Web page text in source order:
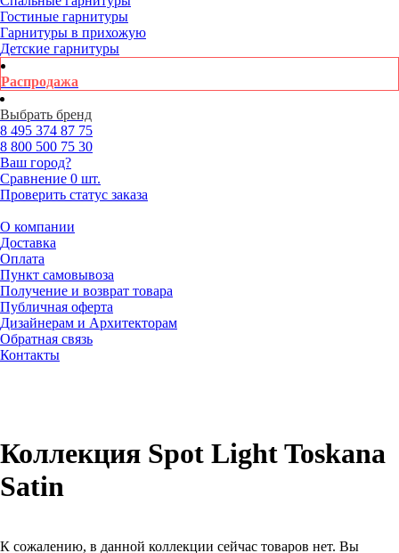
Гостиные гарнитуры
Гарнитуры в прихожую
Детские гарнитуры
Распродажа
Выбрать бренд
8 495 374 87 75
8 800 500 75 30
Ваш город?
Сравнение 0 шт.
Проверить статус заказа
О компании
Доставка
Оплата
Пункт самовывоза
Получение и возврат товара
Публичная оферта
Дизайнерам и Архитекторам
Обратная связь
Контакты
Коллекция Spot Light Toskana
Satin
К сожалению, в данной коллекции сейчас товаров нет. Вы